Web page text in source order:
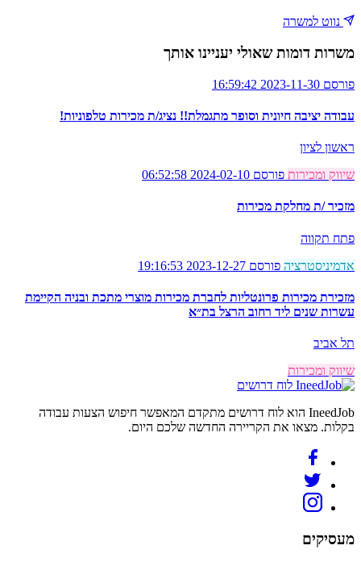
נווט למשרה
משרות דומות שאולי יעניינו אותך
פורסם 2023-11-30 16:59:42
עבודה יציבה חיונית וסופר מתגמלת!! נציג/ת מכירות טלפוניות!
ראשון לציון
שיווק ומכירות פורסם 2024-02-10 06:52:58
מזכיר /ת מחלקת מכירות
פתח תקווה
אדמיניסטרציה פורסם 2023-12-27 19:16:53
מזכירת מכירות פרונטליות לחברת מכירות מוצרי מתכת ובניה הקיימת
עשרות שנים ליד רחוב הרצל בת״א
תל אביב
שיווק ומכירות
לוח דרושים
IneedJob הוא לוח דרושים מתקדם המאפשר חיפוש הצעות עבודה
בקלות. מצאו את הקריירה החדשה שלכם היום.
מעסיקים